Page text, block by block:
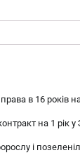
в 16 років
на 1 рік у
і